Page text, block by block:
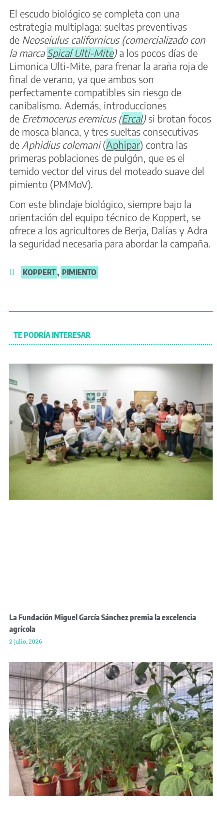
El escudo biológico se completa con una
estrategia multiplaga: sueltas preventivas
de Neoseiulus californicus (comercializado con
la marca Spical Ulti-Mite) a los pocos días de
Limonica Ulti-Mite, para frenar la araña roja de
final de verano, ya que ambos son
perfectamente compatibles sin riesgo de
canibalismo. Además, introducciones
de Eretmocerus eremicus (Ercal)si brotan focos
de mosca blanca, y tres sueltas consecutivas
de Aphidius colemani(Aphipar) contra las
primeras poblaciones de pulgón, que es el
temido vector del virus del moteado suave del
pimiento (PMMoV).
Con este blindaje biológico, siempre bajo la
orientación del equipo técnico de Koppert, se
ofrece a los agricultores de Berja, Dalías y Adra
la seguridad necesaria para abordar la campaña.
KOPPERT, PIMIENTO
TE PODRÍA INTERESAR
La Fundación Miguel García Sánchez premia la excelencia
agrícola
2 julio, 2026